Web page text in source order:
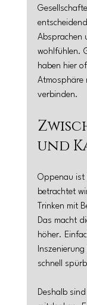
Absprachen
wohlfühlen.
haben hier
Atmosphäre
verbinden.
und
Oppenau ist
betrachtet
Trinken mit
Das macht
höher.
schnell
Deshalb